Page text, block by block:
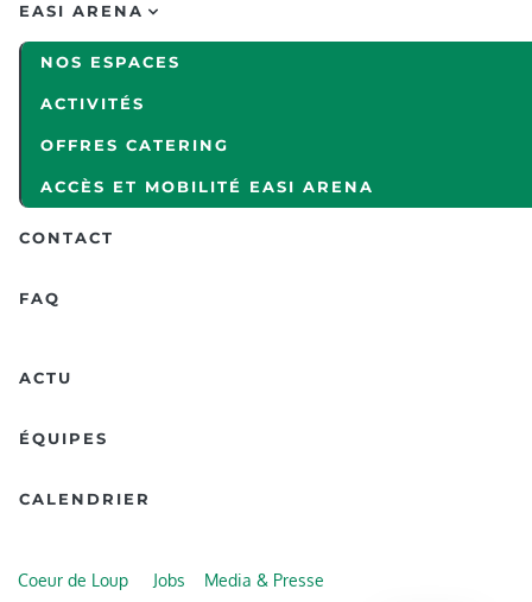
EASI ARENA
NOS ESPACES
ACTIVITÉS
OFFRES CATERING
ACCÈS ET MOBILITÉ EASI ARENA
CONTACT
FAQ
ACTU
ÉQUIPES
CALENDRIER
Coeur de Loup Jobs Media & Presse